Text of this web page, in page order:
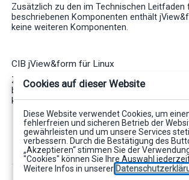
Zusätzlich zu den im Technischen Leitfaden
beschriebenen Komponenten enthält
keine weiteren Komponenten.
CIB jView&form für Linux
Zusätzlich zu den im Technischen Leitfaden
beschriebenen Komponenten enthält
keine weiteren Komponenten.
Cookies auf dieser Website
Diese Website verwendet Cookies, um
fehlerfreien und sicheren Betrieb der
gewährleisten und um unsere Services
verbessern. Durch die Bestätigung des
„Akzeptieren“ stimmen Sie der
"Cookies" können Sie Ihre Auswahl
Weitere Infos in unserer